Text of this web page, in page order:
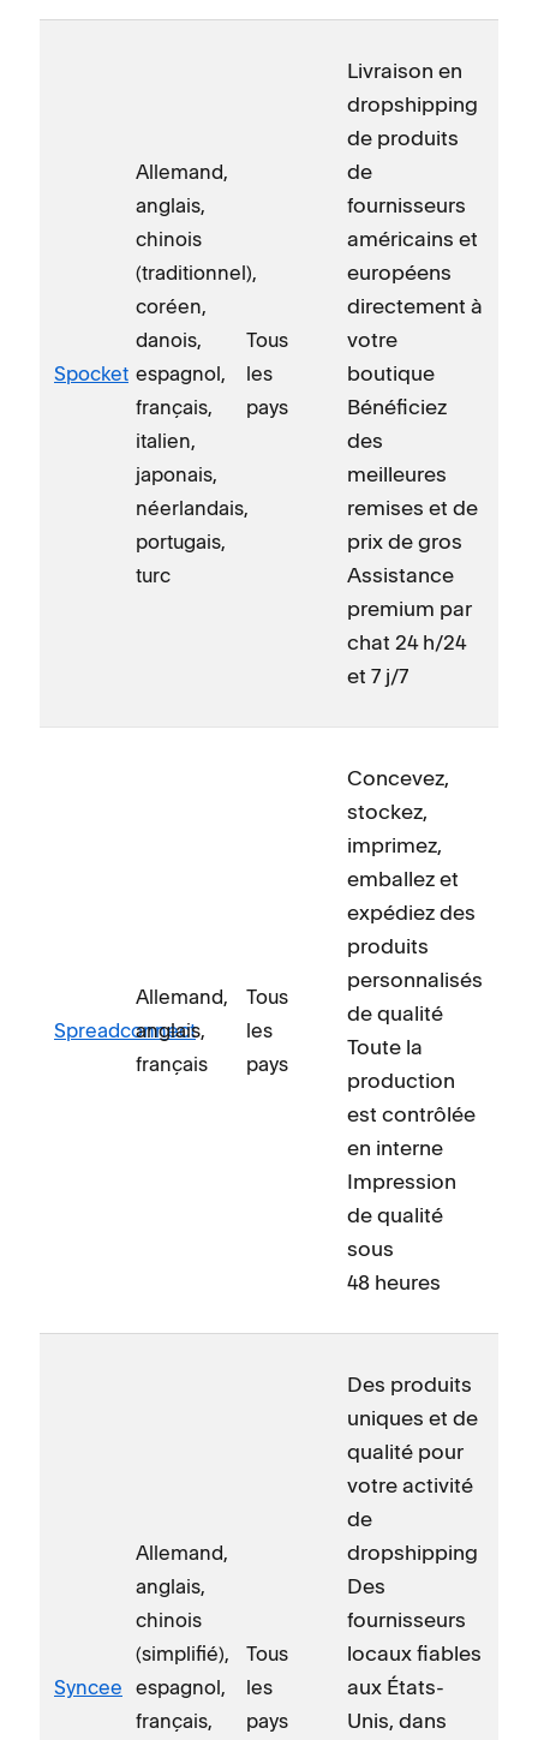
Spocket
Allemand,
anglais,
chinois
(traditionnel),
coréen,
danois,
espagnol,
français,
italien,
japonais,
néerlandais,
portugais,
turc
Tous
les
pays
Livraison en
dropshipping
de produits
de
fournisseurs
américains et
européens
directement à
votre
boutique
Bénéficiez
des
meilleures
remises et de
prix de gros
Assistance
premium par
chat 24 h/24
et 7 j/7
Spreadconnect
Allemand,
anglais,
français
Tous
les
pays
Concevez,
stockez,
imprimez,
emballez et
expédiez des
produits
personnalisés
de qualité
Toute la
production
est contrôlée
en interne
Impression
de qualité
sous
48 heures
Syncee
Allemand,
anglais,
chinois
(simplifié),
espagnol,
français,
Tous
les
pays
Des produits
uniques et de
qualité pour
votre activité
de
dropshipping
Des
fournisseurs
locaux fiables
aux États-
Unis, dans